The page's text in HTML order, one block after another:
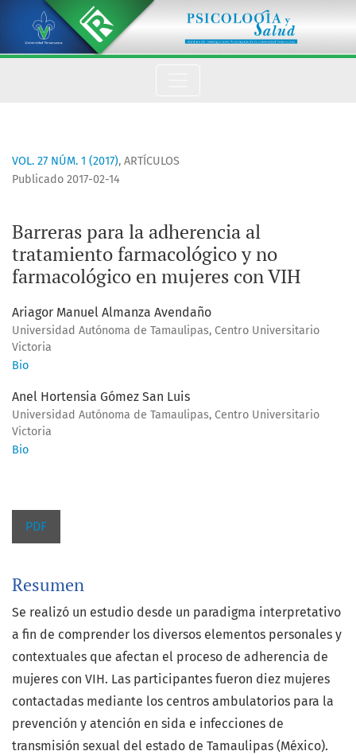
Barreras para la adherencia al tratamiento farmacológico y
VOL. 27 NÚM. 1 (2017), ARTÍCULOS
Barreras para la adherencia al
tratamiento farmacológico y no
farmacológico en mujeres con VIH
Publicado 2017-02-14
Ariagor Manuel Almanza Avendaño
Universidad Autónoma de Tamaulipas, Centro Universitario
Victoria
Bio
Anel Hortensia Gómez San Luis
Universidad Autónoma de Tamaulipas, Centro Universitario
Victoria
Bio
PDF
Resumen
Se realizó un estudio desde un paradigma interpretativo
a fin de comprender los diversos elementos personales y
contextuales que afectan el proceso de adherencia de
mujeres con VIH. Las participantes fueron diez mujeres
contactadas mediante los centros ambulatorios para la
prevención y atención en sida e infecciones de
transmisión sexual del estado de Tamaulipas (México).